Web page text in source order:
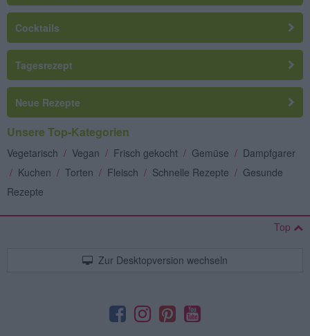
Cocktails
Tagesrezept
Neue Rezepte
Unsere Top-Kategorien
Vegetarisch / Vegan / Frisch gekocht / Gemüse / Dampfgarer
/ Kuchen / Torten / Fleisch / Schnelle Rezepte / Gesunde
Rezepte
Top
Zur Desktopversion wechseln